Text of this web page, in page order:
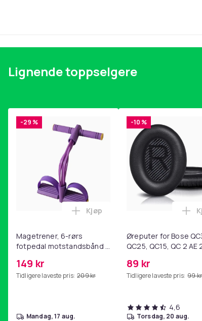
Lignende toppselgere
-29 %
Magetrener, 6-rørs
fotpedal motstandsbånd -
yoga og
hjemmegymnastikk Purple
149 kr
Tidligere laveste pris: 209 kr
Legg Magetrener, 6-rørs
Kjøp
mandag, 17 aug.
-10 %
Øreputer for Bose
QC25, QC15, QC 2 AE
SoundLink Black
89 kr
Tidligere laveste pris: 99 kr
4,6
torsdag, 20 aug.